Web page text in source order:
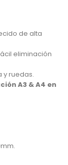
de alta
eliminación
y ruedas.
A3 & A4 en